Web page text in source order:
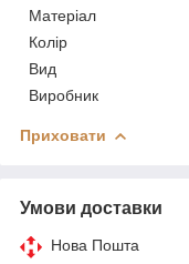
Матеріал
Колір
Вид
Виробник
Приховати
Умови доставки
Нова Пошта